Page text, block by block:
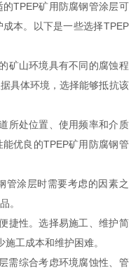
TPEP矿用防腐钢管涂层可
本。以下是一些选择TPEP
矿山环境具有不同的腐蚀程
具体环境，选择能够抵抗该
所处位置、使用频率和介质
优良的TPEP矿用防腐钢管
管涂层时需要考虑的因素之
。
捷性。选择易施工、维护简
工成本和维护困难。
需综合考虑环境腐蚀性、管